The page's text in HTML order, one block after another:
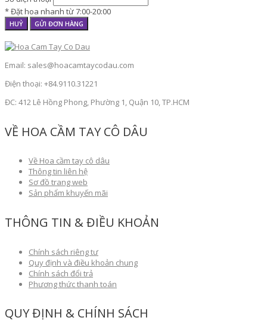
* Đặt hoa nhanh từ 7:00-20:00
HUỶ GỬI ĐƠN HÀNG
Email: sales@hoacamtaycodau.com
Điện thoại: +84.9110.31221
ĐC: 412 Lê Hồng Phong, Phường 1, Quận 10, TP.HCM
VỀ HOA CẦM TAY CÔ DÂU
Về Hoa cầm tay cô dâu
Thông tin liên hệ
Sơ đồ trang web
Sản phẩm khuyến mãi
THÔNG TIN & ĐIỀU KHOẢN
Chính sách riêng tư
Quy định và điều khoản chung
Chính sách đổi trả
Phương thức thanh toán
QUY ĐỊNH & CHÍNH SÁCH